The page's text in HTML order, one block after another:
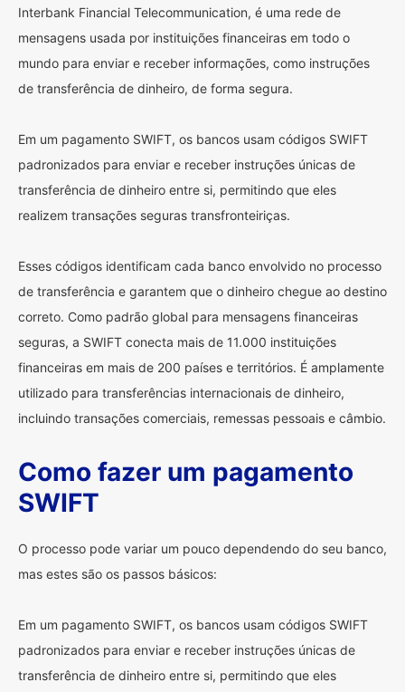
Interbank Financial Telecommunication, é uma rede de
mensagens usada por instituições financeiras em todo o
mundo para enviar e receber informações, como instruções
de transferência de dinheiro, de forma segura.
Em um pagamento SWIFT, os bancos usam códigos SWIFT
padronizados para enviar e receber instruções únicas de
transferência de dinheiro entre si, permitindo que eles
realizem transações seguras transfronteiriças.
Esses códigos identificam cada banco envolvido no processo
de transferência e garantem que o dinheiro chegue ao destino
correto. Como padrão global para mensagens financeiras
seguras, a SWIFT conecta mais de 11.000 instituições
financeiras em mais de 200 países e territórios. É amplamente
utilizado para transferências internacionais de dinheiro,
incluindo transações comerciais, remessas pessoais e câmbio.
Como fazer um pagamento
SWIFT
O processo pode variar um pouco dependendo do seu banco,
mas estes são os passos básicos:
Em um pagamento SWIFT, os bancos usam códigos SWIFT
padronizados para enviar e receber instruções únicas de
transferência de dinheiro entre si, permitindo que eles